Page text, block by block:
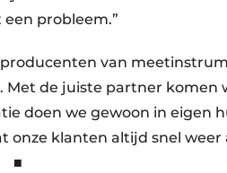
probleem.”
van
Met de juiste partner komen
doen we gewoon in eigen
onze klanten altijd snel
■